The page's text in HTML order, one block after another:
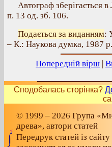
Автограф зберігається
п. 13 од. зб. 106.
Подається за виданням:
– К.: Наукова думка, 1987
Попередній вірш |
Сподобалась сторінка?
© 1999 – 2026 Група
древа», автори статей
Передрук статей із сайту